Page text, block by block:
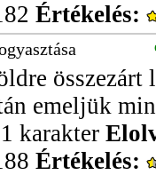
Értékelés:
emeljük
karakter
Értékelés: